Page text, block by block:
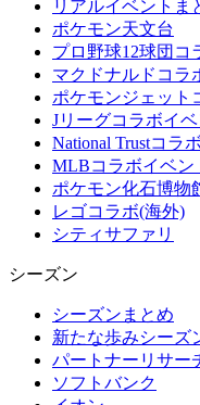
リアルイベントま
ポケモン天文台
プロ野球12球団コ
マクドナルドコラ
ポケモンジェット
Jリーグコラボイベ
National Trustコラ
MLBコラボイベン
ポケモン化石博物
レゴコラボ(海外)
シティサファリ
シーズン
シーズンまとめ
新たな歩みシーズ
パートナーリサー
ソフトバンク